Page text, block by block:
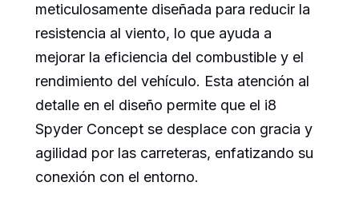
meticulosamente diseñada para reducir la
resistencia al viento, lo que ayuda a
mejorar la eficiencia del combustible y el
rendimiento del vehículo. Esta atención al
detalle en el diseño permite que el i8
Spyder Concept se desplace con gracia y
agilidad por las carreteras, enfatizando su
conexión con el entorno.